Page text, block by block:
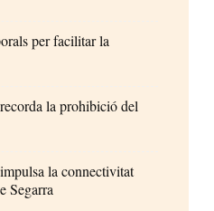
per facilitar la
la prohibició del
la connectivitat
Segarra